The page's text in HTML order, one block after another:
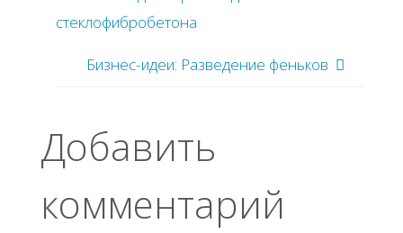
стеклофибробетона
Бизнес-идеи: Разведение феньков
Добавить
комментарий